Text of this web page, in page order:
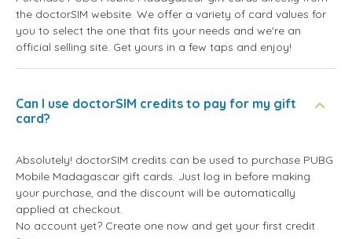
the doctorSIM website. We offer a variety of card values for
you to select the one that fits your needs and we're an
official selling site. Get yours in a few taps and enjoy!
Can I use doctorSIM credits to pay for my gift
card?
Absolutely! doctorSIM credits can be used to purchase PUBG
Mobile Madagascar gift cards. Just log in before making
your purchase, and the discount will be automatically
applied at checkout.
No account yet? Create one now and get your first credit